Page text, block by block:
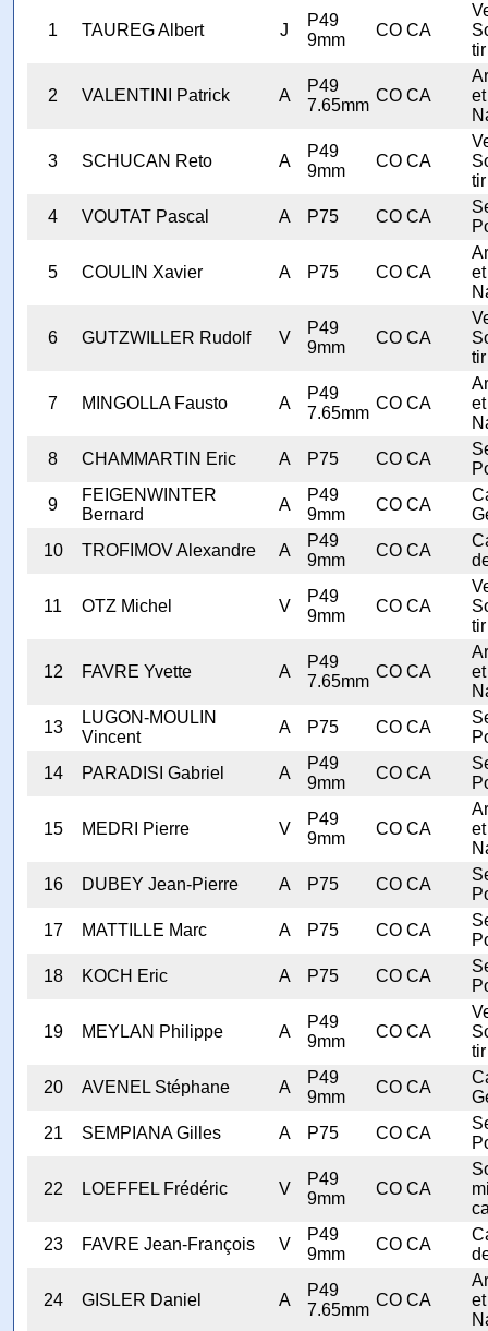
1 TAUREG Albert J
P49
9mm
CO CA
tir
2 VALENTINI Patrick A
P49
7.65mm
CO CA
et
3 SCHUCAN Reto A
P49
9mm
CO CA
tir
4
VOUTAT Pascal A P75 CO CA
5 COULIN Xavier A P75 CO CA
et
6 GUTZWILLER Rudolf V
P49
9mm
CO CA
tir
7 MINGOLLA Fausto A
P49
7.65mm
CO CA
et
8
CHAMMARTIN Eric A P75 CO CA
9
FEIGENWINTER
Bernard
A
P49
9mm
CO CA
10
TROFIMOV Alexandre A
P49
9mm
CO CA
11 OTZ Michel V
P49
9mm
CO CA
tir
12 FAVRE Yvette A
P49
7.65mm
CO CA
et
13
LUGON-MOULIN
Vincent
A P75 CO CA
14
PARADISI Gabriel A
P49
9mm
CO CA
15 MEDRI Pierre V
P49
9mm
CO CA
et
16
DUBEY Jean-Pierre A P75 CO CA
17
MATTILLE Marc A P75 CO CA
18
KOCH Eric A P75 CO CA
19 MEYLAN Philippe A
P49
9mm
CO CA
tir
20
AVENEL Stéphane A
P49
9mm
CO CA
21
SEMPIANA Gilles A P75 CO CA
22 LOEFFEL Frédéric V
P49
9mm
CO CA
23
FAVRE Jean-François V
P49
9mm
CO CA
24 GISLER Daniel A
P49
7.65mm
CO CA
et